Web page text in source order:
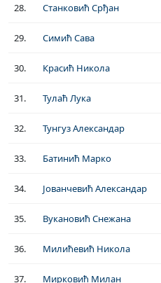
28. Станковић Срђан
29. Симић Сава
30. Красић Никола
31. Тулаћ Лука
32. Тунгуз Александар
33. Батинић Марко
34. Јованчевић Александар
35. Вукановић Снежана
36. Милићевић Никола
37. Мирковић Милан